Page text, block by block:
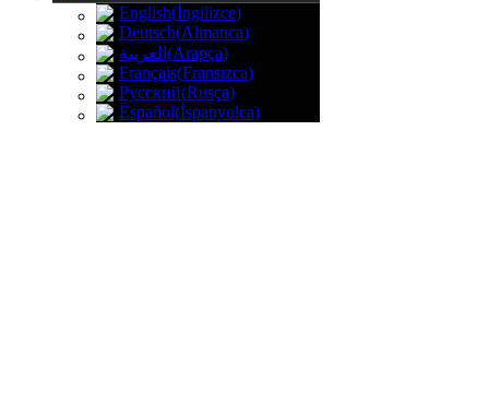
English(İngilizce)
Deutsch(Almanca)
العربية (Arapça)
Français(Fransızca)
Русский(Rusça)
Español(İspanyolca)